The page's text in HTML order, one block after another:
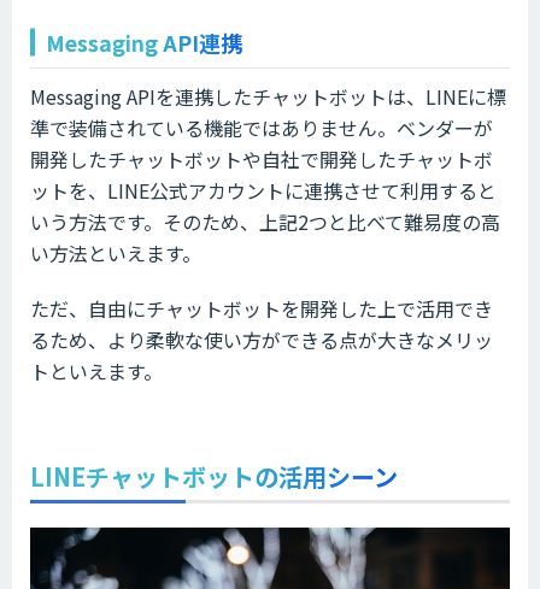
Messaging API連携
Messaging APIを連携したチャットボットは、LINEに標
準で装備されている機能ではありません。ベンダーが
開発したチャットボットや自社で開発したチャットボ
ットを、LINE公式アカウントに連携させて利用すると
いう方法です。そのため、上記2つと比べて難易度の高
い方法といえます。
ただ、自由にチャットボットを開発した上で活用でき
るため、より柔軟な使い方ができる点が大きなメリッ
トといえます。
LINEチャットボットの活用シーン